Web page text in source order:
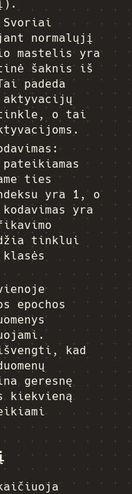
normalųjį
mastelis yra
šaknis iš
padeda
tinkle, o tai
ties
yra 1, o
yra
tinklui
epochos
išvengti, kad
geresnę
kiekvieną